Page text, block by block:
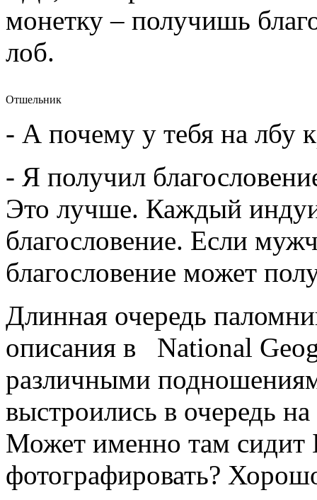
монетку – получишь
лоб.
Отшельник
- А почему у тебя на лбу
- Я получил
Это лучше. Каждый
благословение. Если
благословение может
Длинная очередь
описания в National
различными
выстроились в очередь
Может именно там сидит
фотографировать?